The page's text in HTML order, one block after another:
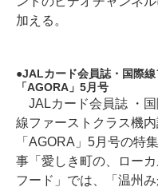
加える。
JALカード会員誌・国際
「AGORA」5月号
JALカード会員誌 ・国
線ファーストクラス機
「AGORA」5月号の特
事「愛しき町の、ロー
フード」では、「温州